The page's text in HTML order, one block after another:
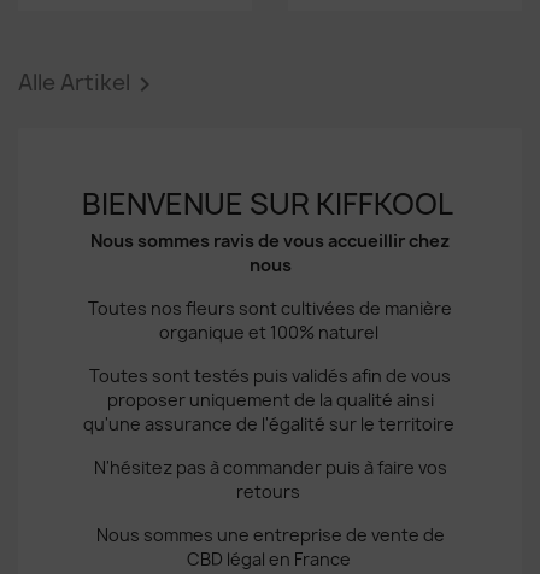
Alle Artikel 
BIENVENUE SUR KIFFKOOL
Nous sommes ravis de vous accueillir chez
nous
Toutes nos fleurs sont cultivées de manière
organique et 100% naturel
Toutes sont testés puis validés afin de vous
proposer uniquement de la qualité ainsi
qu'une assurance de l'égalité sur le territoire
N'hésitez pas à commander puis à faire vos
retours
Nous sommes une entreprise de vente de
CBD légal en France